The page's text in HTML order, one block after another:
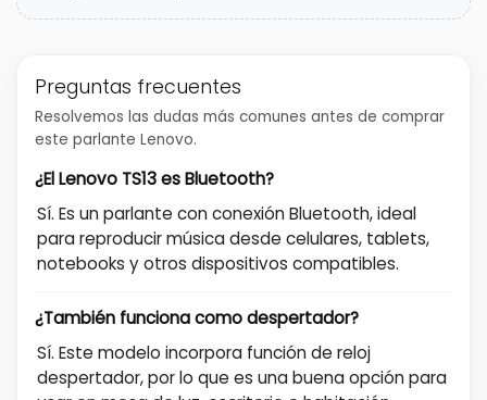
Preguntas frecuentes
Resolvemos las dudas más comunes antes de comprar
este parlante Lenovo.
¿El Lenovo TS13 es Bluetooth?
Sí. Es un parlante con conexión Bluetooth, ideal
para reproducir música desde celulares, tablets,
notebooks y otros dispositivos compatibles.
¿También funciona como despertador?
Sí. Este modelo incorpora función de reloj
despertador, por lo que es una buena opción para